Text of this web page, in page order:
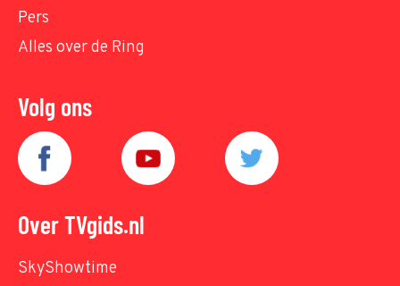
Pers
Alles over de Ring
Volg ons
Over TVgids.nl
SkyShowtime